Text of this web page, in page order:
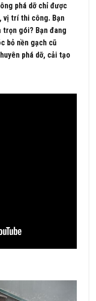
phá dỡ chỉ được
vị trí thi công. Bạn
trọn gói? Bạn đang
bỏ nền gạch cũ
phá dỡ, cải tạo